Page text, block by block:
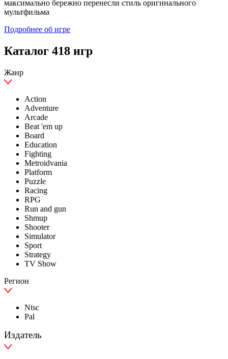
максимально бережно перенесли стиль оригинального
мультфильма
Подробнее об игре
Каталог 418 игр
Жанр
Action
Adventure
Arcade
Beat 'em up
Board
Education
Fighting
Metroidvania
Platform
Puzzle
Racing
RPG
Run and gun
Shmup
Shooter
Simulator
Sport
Strategy
TV Show
Регион
Ntsc
Pal
Издатель